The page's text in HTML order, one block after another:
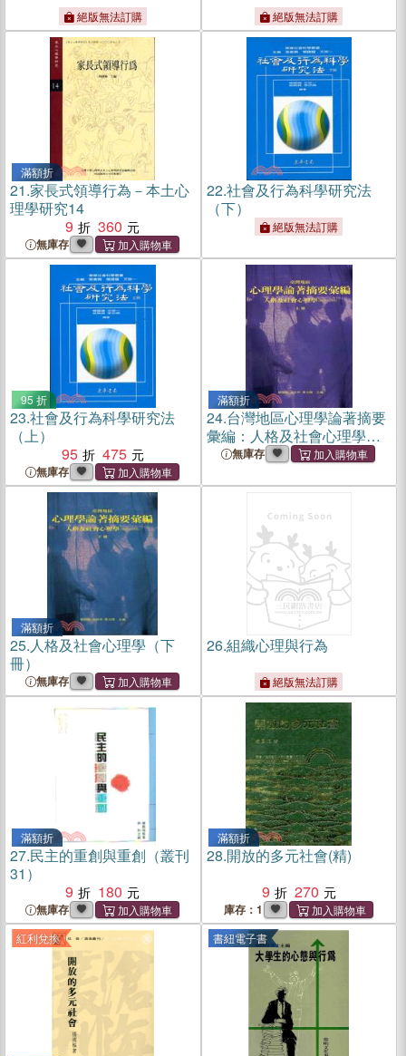
絕版無法訂購 絕版無法訂購
滿額折
21.家長式領導行為－本土心
理學研究14
9
360
無庫存
22.社會及行為科學研究法
（下）
絕版無法訂購
95 折
23.社會及行為科學研究法
（上）
95
475
無庫存
滿額折
24.台灣地區心理學論著摘要
彙編：人格及社會心理學
（上冊）
無庫存
滿額折
25.人格及社會心理學（下
冊）
無庫存
26.組織心理與行為
絕版無法訂購
滿額折
27.民主的重創與重創（叢刊
31）
9
180
無庫存
滿額折
28.開放的多元社會(精)
9
270
庫存：1
紅利兌換 書紐電子書